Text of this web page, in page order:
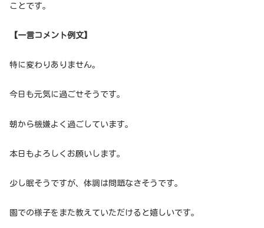
ことです。
【一言コメント例文】
特に変わりありません。
今日も元気に過ごせそうです。
朝から機嫌よく過ごしています。
本日もよろしくお願いします。
少し眠そうですが、体調は問題なさそうです。
園での様子をまた教えていただけると嬉しいです。